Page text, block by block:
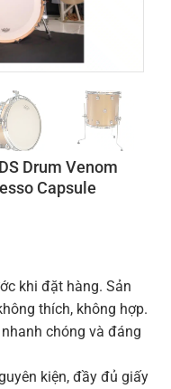
Drum Venom
Capsule
khi đặt hàng. Sản
thích, không hợp.
chóng và đáng
kiện, đầy đủ giấy